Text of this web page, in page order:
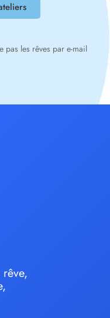
pas les rêves par e-mail